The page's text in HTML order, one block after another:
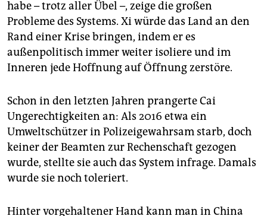
habe – trotz aller Übel –, zeige die großen
Probleme des Systems. Xi würde das Land an den
Rand einer Krise bringen, indem er es
außenpolitisch immer weiter isoliere und im
Inneren jede Hoffnung auf Öffnung zerstöre.
Schon in den letzten Jahren prangerte Cai
Ungerechtigkeiten an: Als 2016 etwa ein
Umweltschützer in Polizeigewahrsam starb, doch
keiner der Beamten zur Rechenschaft gezogen
wurde, stellte sie auch das System infrage. Damals
wurde sie noch toleriert.
Hinter vorgehaltener Hand kann man in China